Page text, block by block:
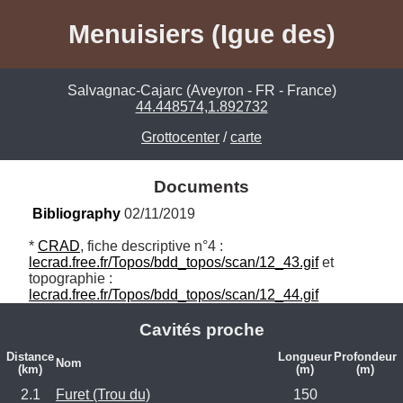
Menuisiers (Igue des)
Salvagnac-Cajarc (Aveyron - FR - France)
44.448574,1.892732
Grottocenter /carte
Documents
Bibliography 02/11/2019
* CRAD
lecrad.free.fr/Topos/bdd_topos/scan/12_43.gif et
lecrad.free.fr/Topos/bdd_topos/scan/12_44.gif
Cavités proche
Distance
(km)
Nom
Longueur
(m)
Profondeur
(m)
2.1 Furet (Trou du) 150